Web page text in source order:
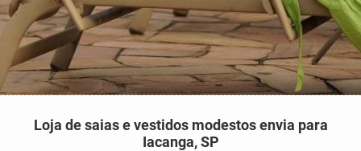
Loja de saias e vestidos modestos envia para
Iacanga, SP